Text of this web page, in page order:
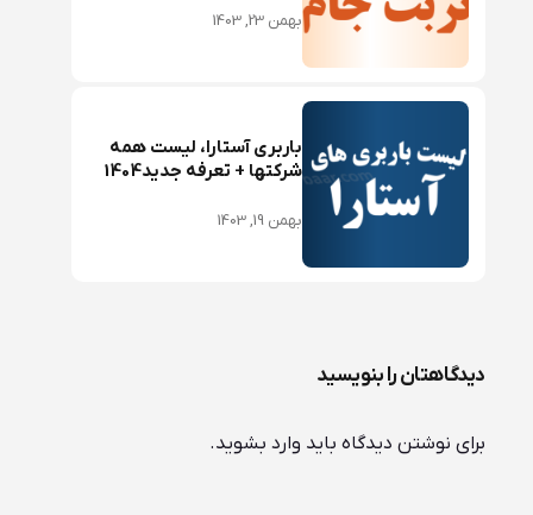
بهمن 23, 1403
باربری آستارا، لیست همه
شرکتها + تعرفه جدید1404
بهمن 19, 1403
دیدگاهتان را بنویسید
برای نوشتن دیدگاه باید وارد بشوید.